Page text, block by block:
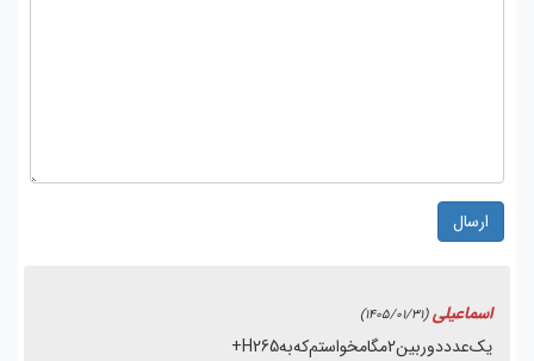
ارسال
اسماعیلی (1405/01/31)
یک‌عدددوربین‌2مگا‌مخواستم‌که‌به‌H265+